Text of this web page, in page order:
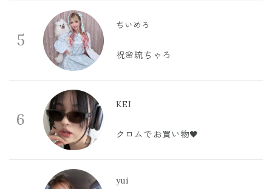
5
ちいめろ
祝🌸琉ちゃろ
6
KEI
クロムでお買い物🖤
yui